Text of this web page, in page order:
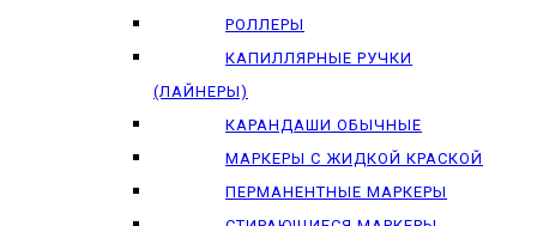
РОЛЛЕРЫ
КАПИЛЛЯРНЫЕ РУЧКИ
(ЛАЙНЕРЫ)
КАРАНДАШИ ОБЫЧНЫЕ
МАРКЕРЫ C ЖИДКОЙ КРАСКОЙ
ПЕРМАНЕНТНЫЕ МАРКЕРЫ